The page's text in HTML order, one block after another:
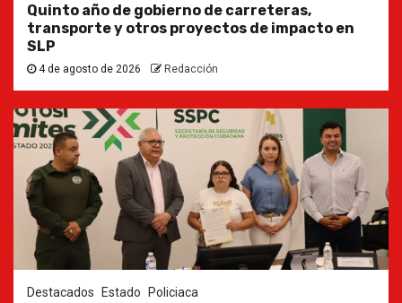
Quinto año de gobierno de carreteras,
transporte y otros proyectos de impacto en
SLP
4 de agosto de 2026 Redacción
Destacados Estado Policiaca